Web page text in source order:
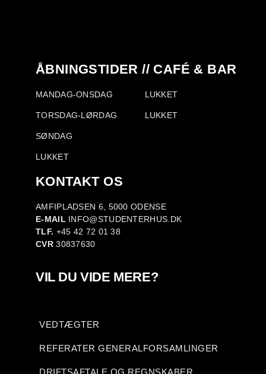
ÅBNINGSTIDER // CAFÉ & BAR
MANDAG-ONSDAG
TORSDAG-LØRDAG
SØNDAG
LUKKET
LUKKET
LUKKET
KONTAKT OS
AMFIPLADSEN 6, 5000 ODENSE
E-MAIL INFO@STUDENTERHUS.DK
TLF. +45 42 72 01 38
CVR30837630
VIL DU VIDE MERE?
VEDTÆGTER
REFERATER GENERALFORSAMLINGER
DRIFTSAFTALE OG REGNSKABER